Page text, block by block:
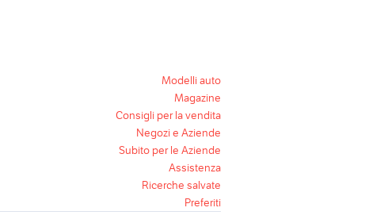
Modelli auto
Magazine
Consigli per la vendita
Negozi e Aziende
Subito per le Aziende
Assistenza
Ricerche salvate
Preferiti